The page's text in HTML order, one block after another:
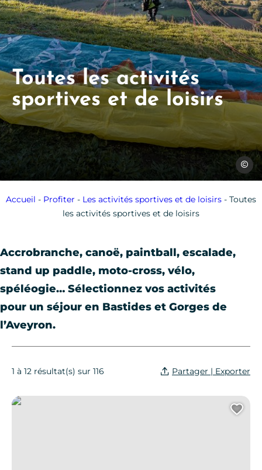
Toutes les activités
sportives et de loisirs
Accueil - Profiter - Les activités sportives et de loisirs - Toutes
les activités sportives et de loisirs
Accrobranche, canoë, paintball, escalade,
stand up paddle, moto-cross, vélo,
spéléogie… Sélectionnez vos activités
pour un séjour en Bastides et Gorges de
l’Aveyron.
1 à 12 résultat(s) sur 116 Partager | Exporter
Sports et Nature – Stand-up Paddle